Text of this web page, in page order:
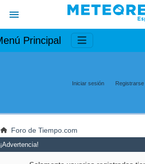
Principal
Iniciar sesión Registrarse
Foro de Tiempo.com
¡Advertencia!